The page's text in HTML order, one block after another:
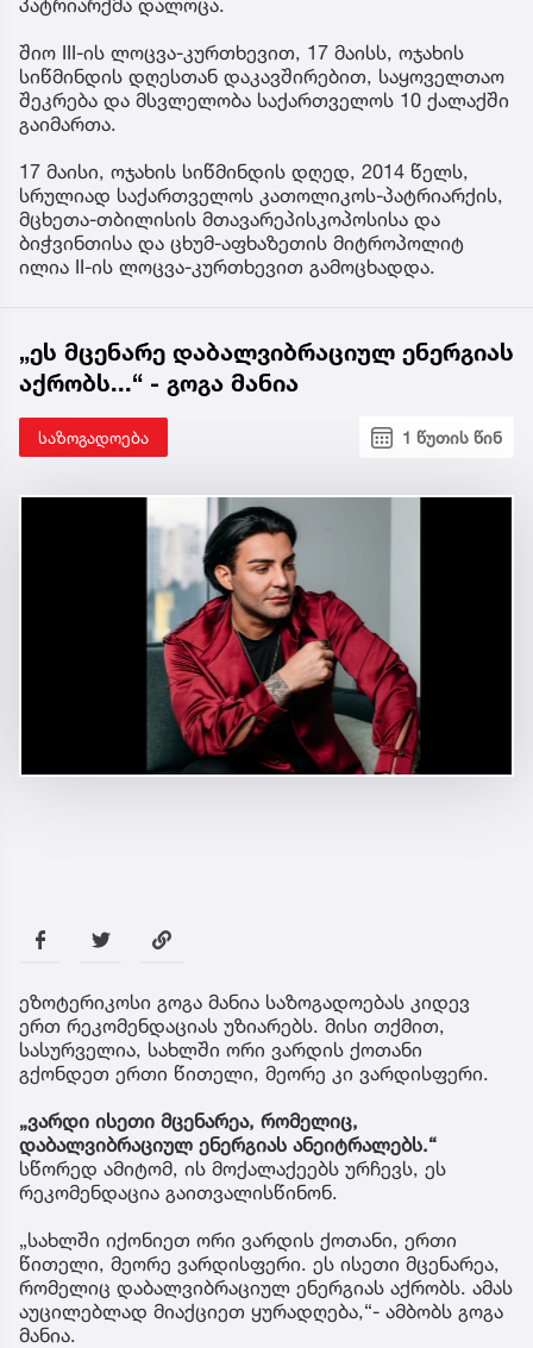
პატრიარქმა დალოცა.
შიო III-ის ლოცვა-კურთხევით, 17 მაისს, ოჯახის
სიწმინდის დღესთან დაკავშირებით, საყოველთაო
შეკრება და მსვლელობა საქართველოს 10 ქალაქში
გაიმართა.
17 მაისი, ოჯახის სიწმინდის დღედ, 2014 წელს,
სრულიად საქართველოს კათოლიკოს-პატრიარქის,
მცხეთა-თბილისის მთავარეპისკოპოსისა და
ბიჭვინთისა და ცხუმ-აფხაზეთის მიტროპოლიტ
ილია II-ის ლოცვა-კურთხევით გამოცხადდა.
„ეს მცენარე დაბალვიბრაციულ ენერგიას
აქრობს...“ - გოგა მანია
საზოგადოება 1 წუთის წინ
ეზოტერიკოსი გოგა მანია საზოგადოებას კიდევ
ერთ რეკომენდაციას უზიარებს. მისი თქმით,
სასურველია, სახლში ორი ვარდის ქოთანი
გქონდეთ ერთი წითელი, მეორე კი ვარდისფერი.
„ვარდი ისეთი მცენარეა, რომელიც,
დაბალვიბრაციულ ენერგიას ანეიტრალებს.“
სწორედ ამიტომ, ის მოქალაქეებს ურჩევს, ეს
რეკომენდაცია გაითვალისწინონ.
„სახლში იქონიეთ ორი ვარდის ქოთანი, ერთი
წითელი, მეორე ვარდისფერი. ეს ისეთი მცენარეა,
რომელიც დაბალვიბრაციულ ენერგიას აქრობს. ამას
აუცილებლად მიაქციეთ ყურადღება,“- ამბობს გოგა
მანია.